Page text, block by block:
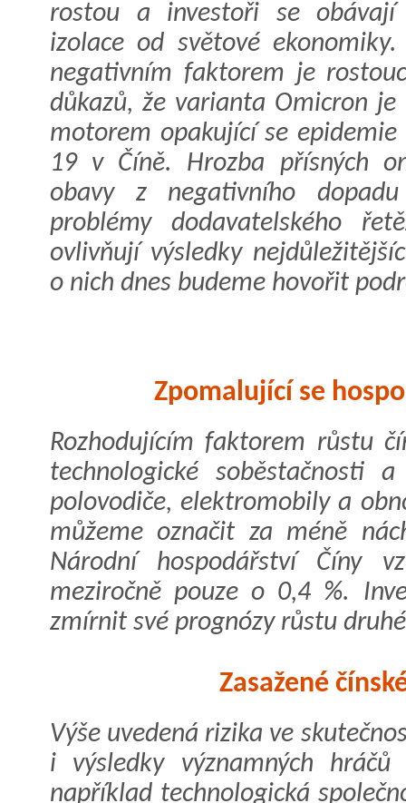
rostou a investoři se obávají
izolace od světové ekonomiky.
negativním faktorem je
důkazů, že varianta Omicron je
motorem opakující se epidemie
19 v Číně. Hrozba přísných
obavy z negativního
problémy dodavatelského
ovlivňují výsledky
o nich dnes budeme hovořit
Zpomalující se
Rozhodujícím faktorem růstu
technologické soběstačnosti
polovodiče, elektromobily a
můžeme označit za méně
Národní hospodářství Číny
meziročně pouze o 0,4 %.
zmírnit své prognózy růstu
Zasažené
Výše uvedená rizika ve
i výsledky významných
například technologická